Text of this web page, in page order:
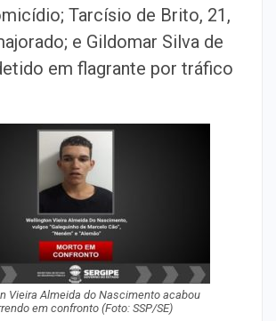
Tarcísio de Brito, 21,
e Gildomar Silva de
em flagrante por tráfico
Vieira Almeida do Nascimento acabou
em confronto (Foto: SSP/SE)